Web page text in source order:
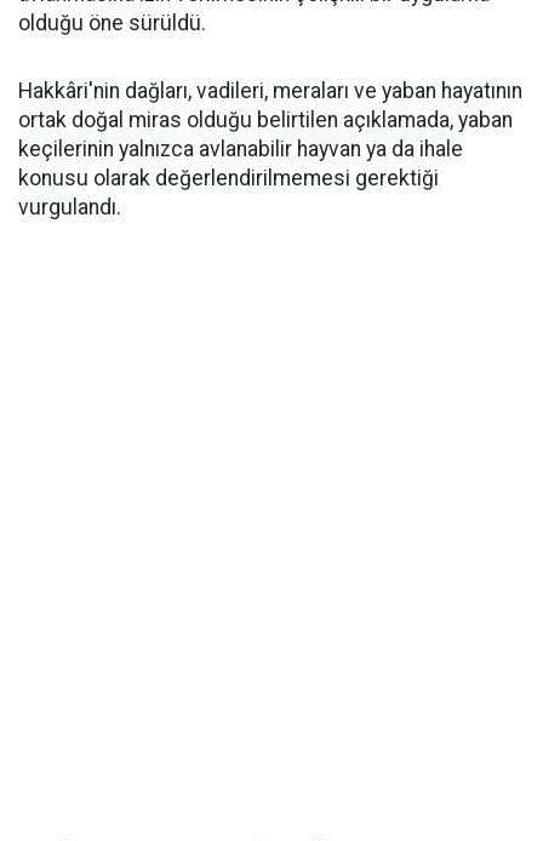
olduğu öne sürüldü.
Hakkâri'nin dağları, vadileri, meraları ve yaban hayatının
ortak doğal miras olduğu belirtilen açıklamada, yaban
keçilerinin yalnızca avlanabilir hayvan ya da ihale
konusu olarak değerlendirilmemesi gerektiği
vurgulandı.